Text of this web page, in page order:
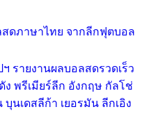
สดภาษาไทย จากลีกฟุตบอล
รายงานผลบอลสดรวดเร็ว
พรีเมียร์ลีก อังกฤษ กัลโช่
บุนเดสลีก้า เยอรมัน ลีกเอิง